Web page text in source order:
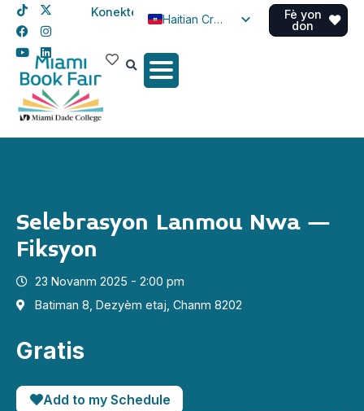
Konekte
Haitian Creole
Spanish
Fè yon
don
Selebrasyon Lanmou Nwa –
Fiksyon
23 Novanm 2025 - 2:00 pm
Batiman 8, Dezyèm etaj, Chanm 8202
Gratis
Add to my Schedule